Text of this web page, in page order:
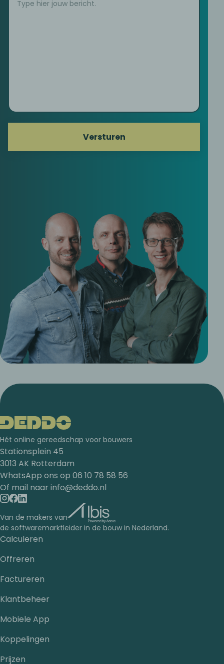
Versturen
Hét online gereedschap voor bouwers
Stationsplein 45
3013 AK Rotterdam
WhatsApp ons op 06 10 78 58 56
Of mail naar info@deddo.nl
Van de makers van
de softwaremarktleider in de bouw in Nederland.
Calculeren
Offreren
Factureren
Klantbeheer
Mobiele App
Koppelingen
Prijzen